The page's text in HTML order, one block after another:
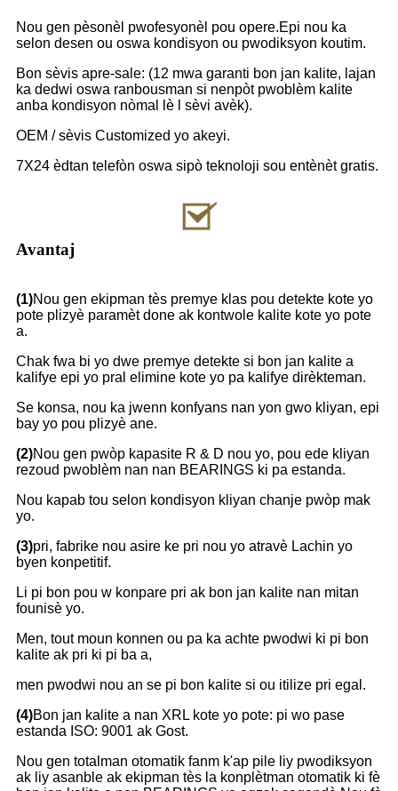
Nou gen pèsonèl pwofesyonèl pou opere.Epi nou ka
selon desen ou oswa kondisyon ou pwodiksyon koutim.
Bon sèvis apre-sale: (12 mwa garanti bon jan kalite, lajan
ka dedwi oswa ranbousman si nenpòt pwoblèm kalite
anba kondisyon nòmal lè l sèvi avèk).
OEM / sèvis Customized yo akeyi.
7X24 èdtan telefòn oswa sipò teknoloji sou entènèt gratis.
Avantaj
(1)Nou gen ekipman tès premye klas pou detekte kote yo
pote plizyè paramèt done ak kontwole kalite kote yo pote
a.
Chak fwa bi yo dwe premye detekte si bon jan kalite a
kalifye epi yo pral elimine kote yo pa kalifye dirèkteman.
Se konsa, nou ka jwenn konfyans nan yon gwo kliyan, epi
bay yo pou plizyè ane.
(2)Nou gen pwòp kapasite R & D nou yo, pou ede kliyan
rezoud pwoblèm nan nan BEARINGS ki pa estanda.
Nou kapab tou selon kondisyon kliyan chanje pwòp mak
yo.
(3)pri, fabrike nou asire ke pri nou yo atravè Lachin yo
byen konpetitif.
Li pi bon pou w konpare pri ak bon jan kalite nan mitan
founisè yo.
Men, tout moun konnen ou pa ka achte pwodwi ki pi bon
kalite ak pri ki pi ba a,
men pwodwi nou an se pi bon kalite si ou itilize pri egal.
(4)Bon jan kalite a nan XRL kote yo pote: pi wo pase
estanda ISO: 9001 ak Gost.
Nou gen totalman otomatik fanm k'ap pile liy pwodiksyon
ak liy asanble ak ekipman tès la konplètman otomatik ki fè